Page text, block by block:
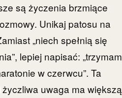
są życzenia brzmiące
Unikaj patosu na
„niech spełnią się
lepiej napisać: „trzymam
w czerwcu”. Ta
uwaga ma większą